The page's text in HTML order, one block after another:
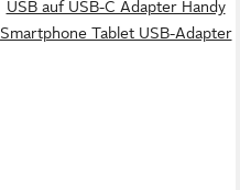
USB auf USB-C Adapter Handy
Smartphone Tablet USB-Adapter